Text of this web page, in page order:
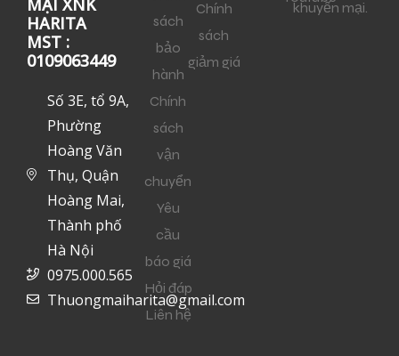
MẠI XNK
HARITA
MST :
0109063449
Số 3E, tổ 9A,
Phường
Hoàng Văn
Thụ, Quận
Hoàng Mai,
Thành phố
Hà Nội
0975.000.565
Thuongmaiharita@gmail.com
sách
bảo
hành
Chính
sách
vận
chuyển
Yêu
cầu
báo giá
Hỏi đáp
Liên hệ
Chính
sách
giảm giá
khuyến mại.